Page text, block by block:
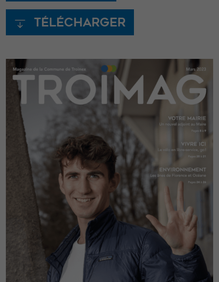
Télécharger